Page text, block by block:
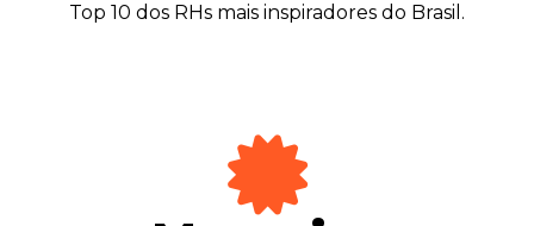
Top 10 dos RHs mais inspiradores do Brasil.